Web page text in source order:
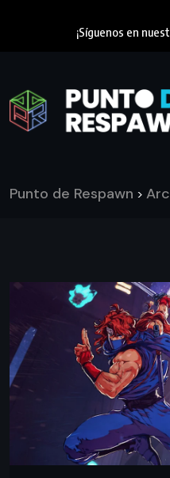
¡Síguenos en
Punto de Respawn >